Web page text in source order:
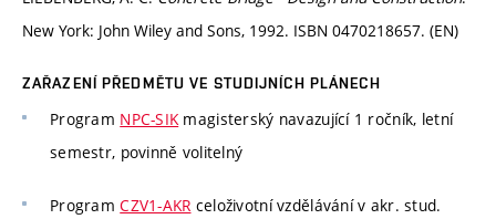
New York: John Wiley and Sons, 1992. ISBN 0470218657. (EN)
ZAŘAZENÍ PŘEDMĚTU VE STUDIJNÍCH PLÁNECH
Program NPC-SIKmagisterský navazující 1 ročník, letní
semestr, povinně volitelný
ProgramCZV1-AKR celoživotní vzdělávání v akr. stud.